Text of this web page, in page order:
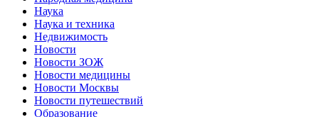
Наука
Наука и техника
Недвижимость
Новости
Новости ЗОЖ
Новости медицины
Новости Москвы
Новости путешествий
Образование